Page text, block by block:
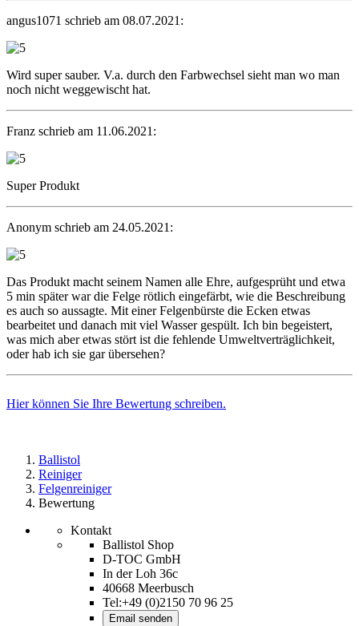
angus1071 schrieb am 08.07.2021:
Wird super sauber. V.a. durch den Farbwechsel sieht man wo man
noch nicht weggewischt hat.
Franz schrieb am 11.06.2021:
Super Produkt
Anonym schrieb am 24.05.2021:
Das Produkt macht seinem Namen alle Ehre, aufgesprüht und etwa
5 min später war die Felge rötlich eingefärbt, wie die Beschreibung
es auch so aussagte. Mit einer Felgenbürste die Ecken etwas
bearbeitet und danach mit viel Wasser gespült. Ich bin begeistert,
was mich aber etwas stört ist die fehlende Umweltverträglichkeit,
oder hab ich sie gar übersehen?
Hier können Sie Ihre Bewertung schreiben.
Ballistol
Reiniger
Felgenreiniger
Bewertung
Kontakt
Ballistol Shop
D-TOC GmbH
In der Loh 36c
40668 Meerbusch
Tel:+49 (0)2150 70 96 25
Email senden